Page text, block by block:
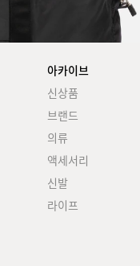
아카이브
신상품
브랜드
의류
액세서리
신발
라이프